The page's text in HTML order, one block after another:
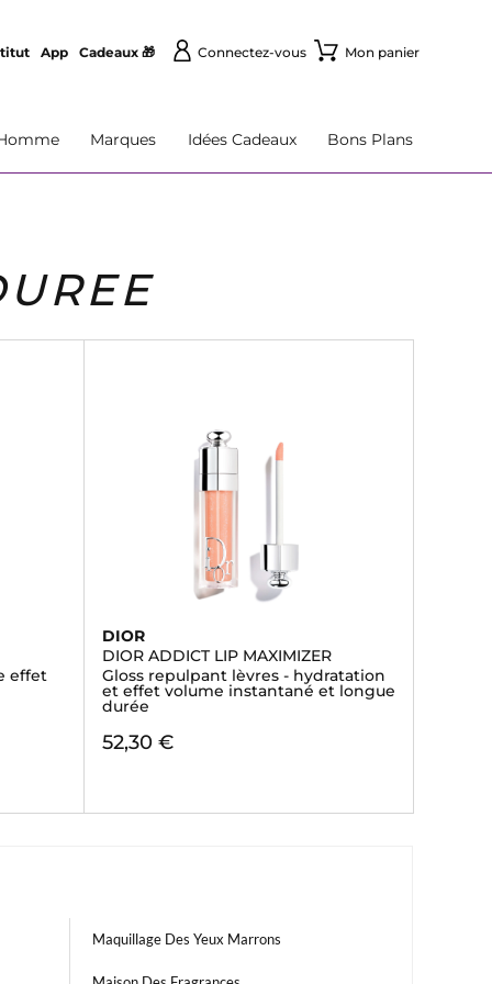
App Cadeaux 🎁 Connectez-vous Mon panier
Marques Idées Cadeaux Bons Plans
effet
DIOR
DIOR ADDICT LIP MAXIMIZER
Gloss repulpant lèvres - hydratation
et effet volume instantané et longue
durée
52,30 €
Maquillage Des Yeux Marrons